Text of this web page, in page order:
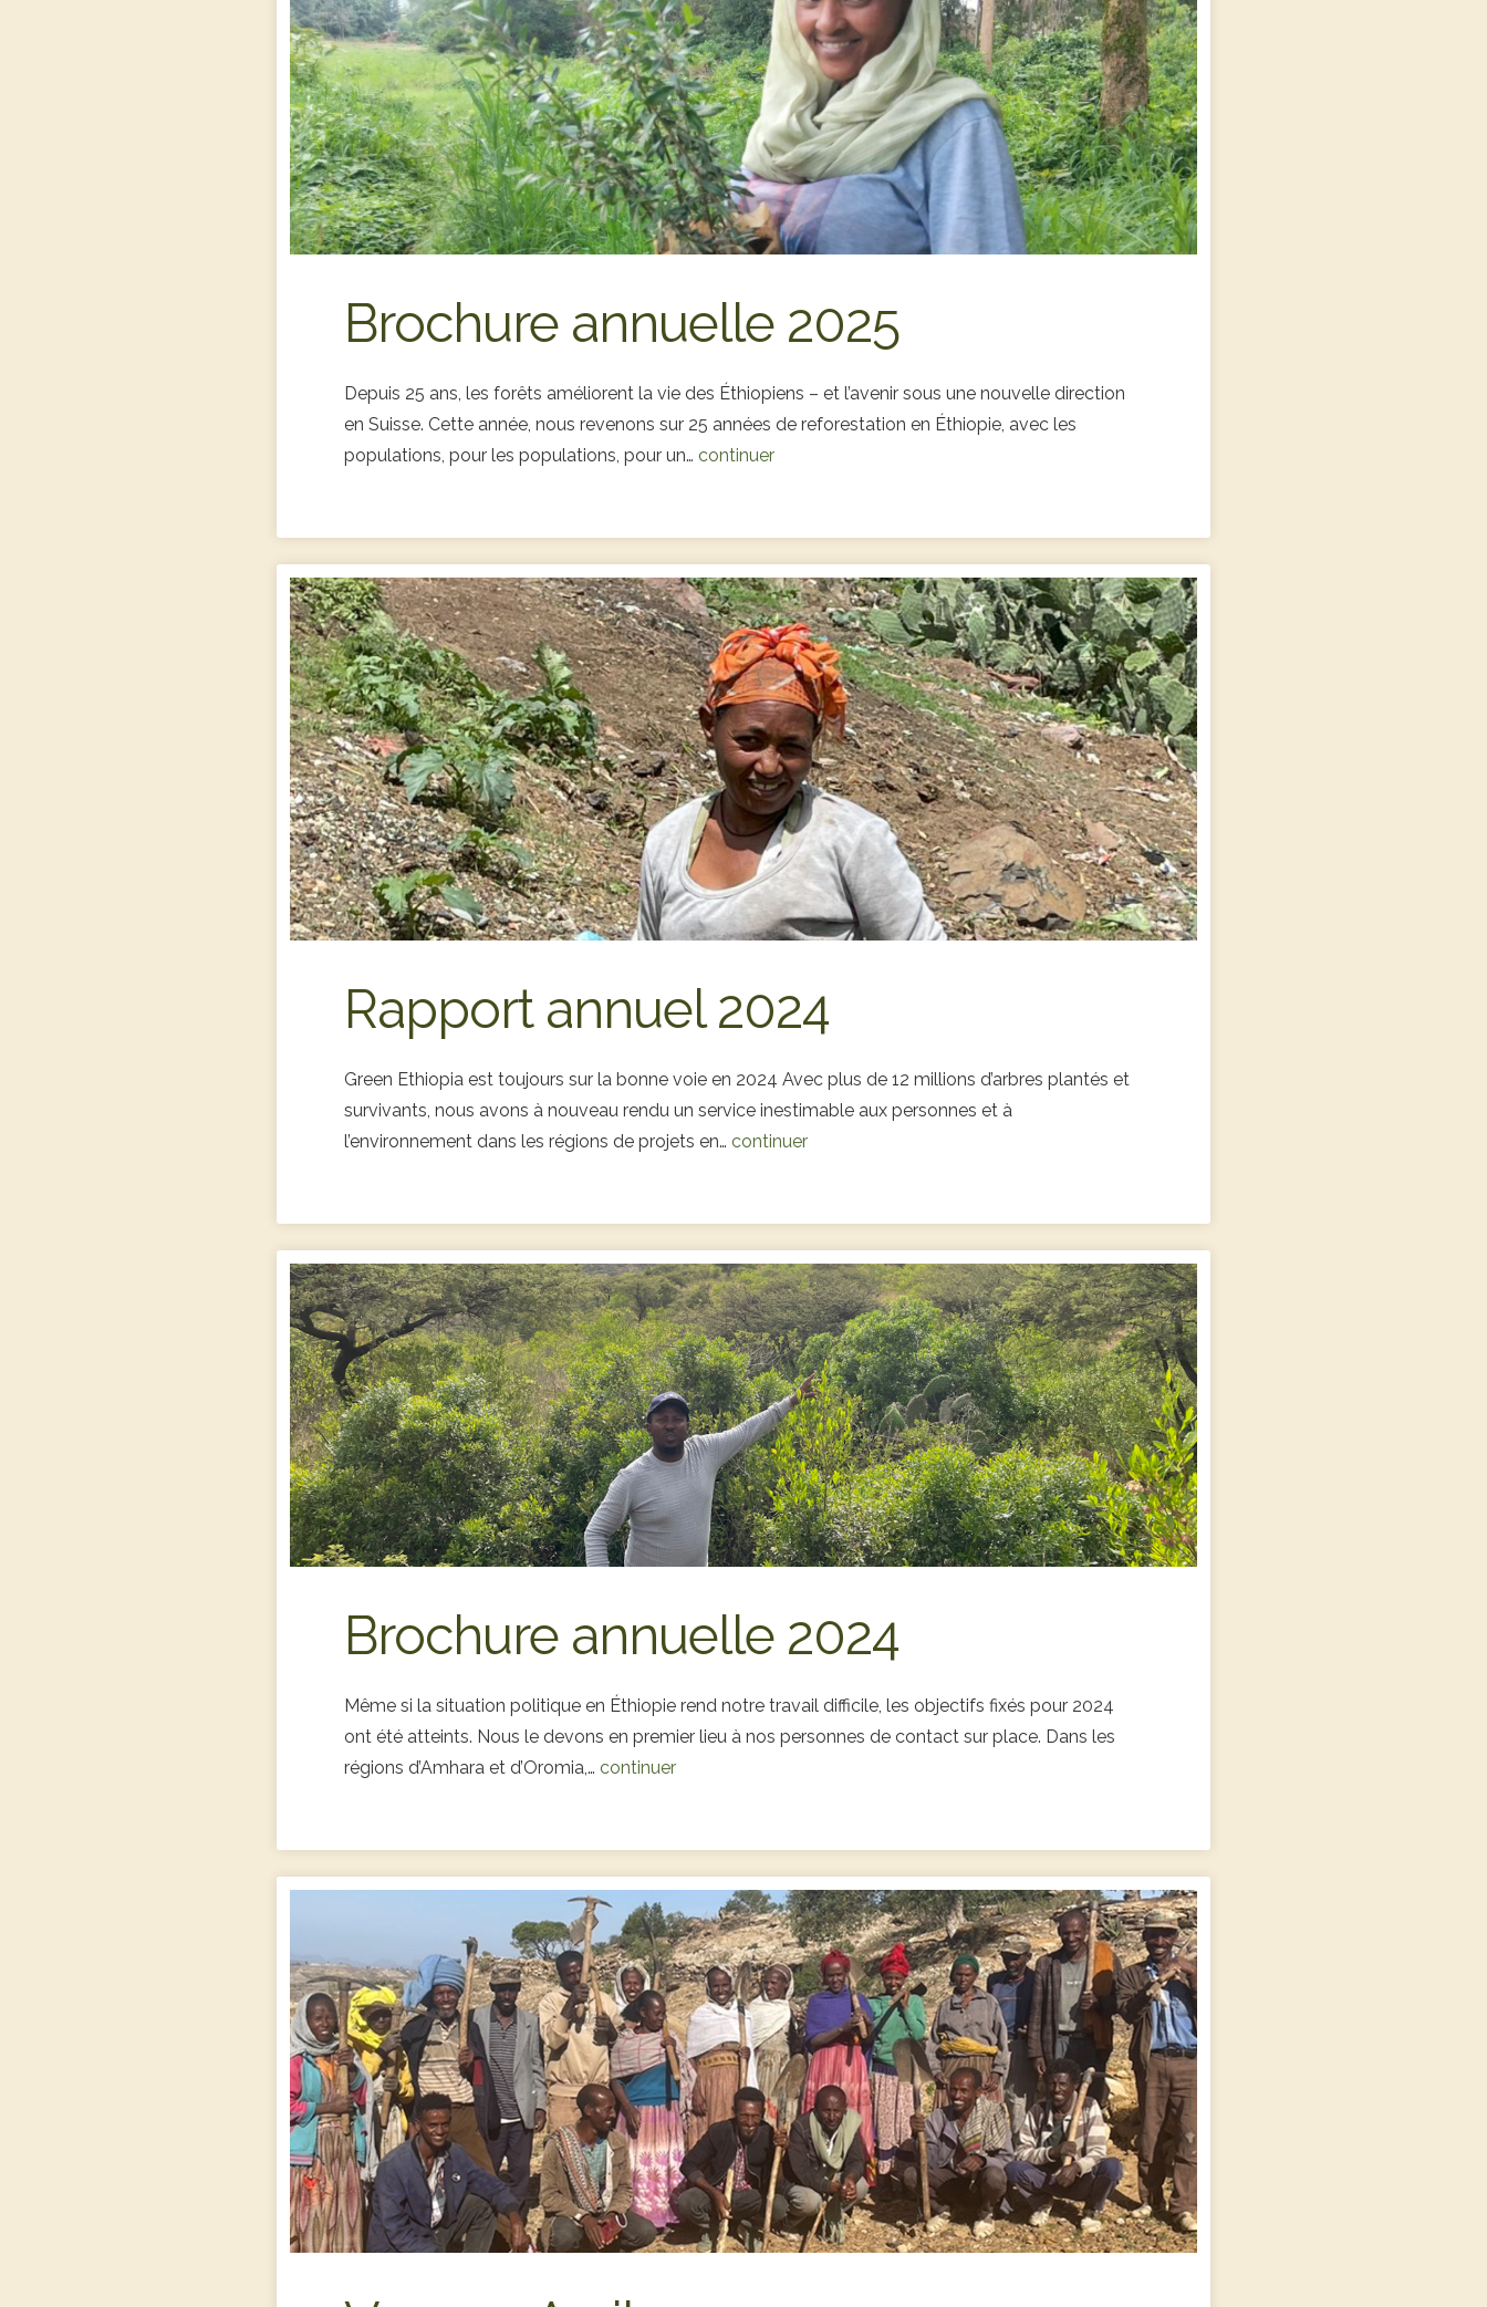
Brochure annuelle 2025
Depuis 25 ans, les forêts améliorent la vie des Éthiopiens – et l’avenir sous une nouvelle direction
en Suisse. Cette année, nous revenons sur 25 années de reforestation en Éthiopie, avec les
populations, pour les populations, pour un…continuer
Rapport annuel 2024
Green Ethiopia est toujours sur la bonne voie en 2024 Avec plus de 12 millions d’arbres plantés et
survivants, nous avons à nouveau rendu un service inestimable aux personnes et à
l’environnement dans les régions de projets en…continuer
Brochure annuelle 2024
Même si la situation politique en Éthiopie rend notre travail difficile, les objectifs fixés pour 2024
ont été atteints. Nous le devons en premier lieu à nos personnes de contact sur place. Dans les
régions d’Amhara et d’Oromia,…continuer